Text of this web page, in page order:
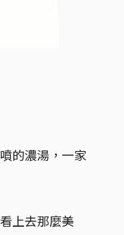
的濃湯，一家
上去那麼美